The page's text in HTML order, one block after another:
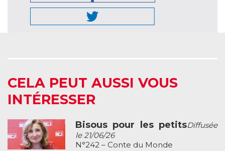
CELA PEUT AUSSI VOUS
INTÉRESSER
Bisous pour les petitsDiffusée
le 21/06/26
N°242 – Conte du Monde